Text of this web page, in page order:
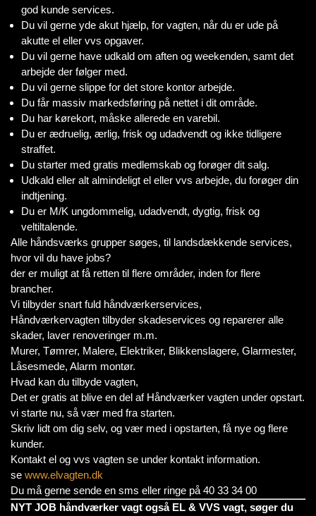
god kunde services.
Du vil gerne yde akut hjælp, for vagten, når du er ude på
akutte el eller vvs opgaver.
Du vil gerne have udkald om aften og weekenden, samt det
arbejde der følger med.
Du vil gerne slippe for det store kontor arbejde.
Du får massiv markedsføring på nettet i dit område.
Du har kørekort, måske allerede en varebil.
Du er ædruelig, ærlig, frisk og udadvendt og ikke tidligere
straffet.
Du starter med gratis medlemskab og forøger dit salg.
Udkald eller alt almindeligt el eller vvs arbejde, du forøger din
indtjening.
Du er M/K ungdommelig, udadvendt, dygtig, frisk og
veltiltalende.
Alle håndsværks grupper søges, til landsdækkende services,
hvor vil du have jobs?
der er muligt at få retten til flere områder, inden for flere
brancher.
Vi tilbyder snart fuld håndværkerservices,
Håndværkervagten tilbyder skadeservices og reparerer alle
skader, laver renoveringer m.m.
Murer, Tømrer, Malere, Elektriker, Blikkenslagere, Glarmester,
Låsesmede, Alarm montør.
Hvad kan du tilbyde vagten,
Det er gratis at blive en del af Håndværker vagten under opstart.
vi starte nu, så vær med fra starten.
Skriv lidt om dig selv, og vær med i opstarten, få nye og flere
kunder.
Kontakt el og vvs vagten se under kontakt information.
se www.elvagten.dk
Du må gerne sende en sms eller ringe på 40 33 34 00
NYT JOB håndværker vagt også EL & VVS vagt, søger du